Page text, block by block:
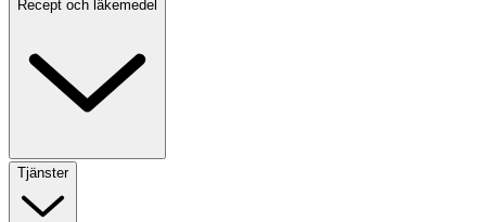
Recept och läkemedel
Tjänster